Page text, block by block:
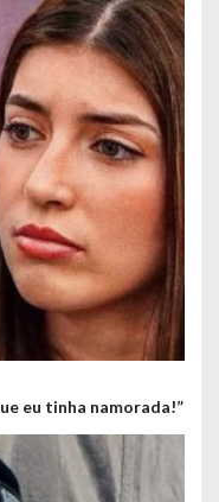
eu tinha namorada!”